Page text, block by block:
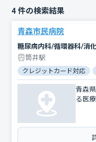
4 件の検索結果
青森市民病院
筒井駅
クレジットカード対応
青森
る医